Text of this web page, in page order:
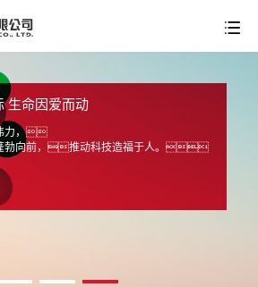
生命因爱而动
力，
勃向前，推动科技造福于人。